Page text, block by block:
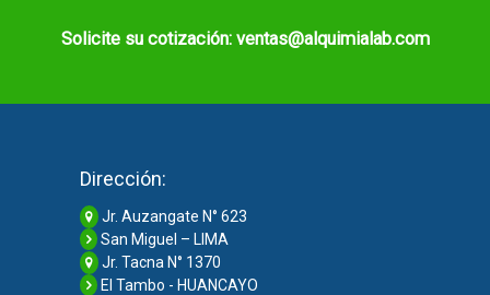
Solicite su cotización: ventas@alquimialab.com
Dirección:
Jr. Auzangate N° 623
San Miguel – LIMA
Jr. Tacna N° 1370
El Tambo - HUANCAYO